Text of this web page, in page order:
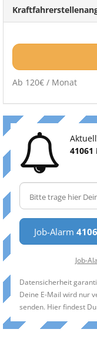
Ab 120€ / Monat
41061
Job-Alarm
Job-
Datensicherheit
Deine E-Mail wird nur
senden. Hier findest